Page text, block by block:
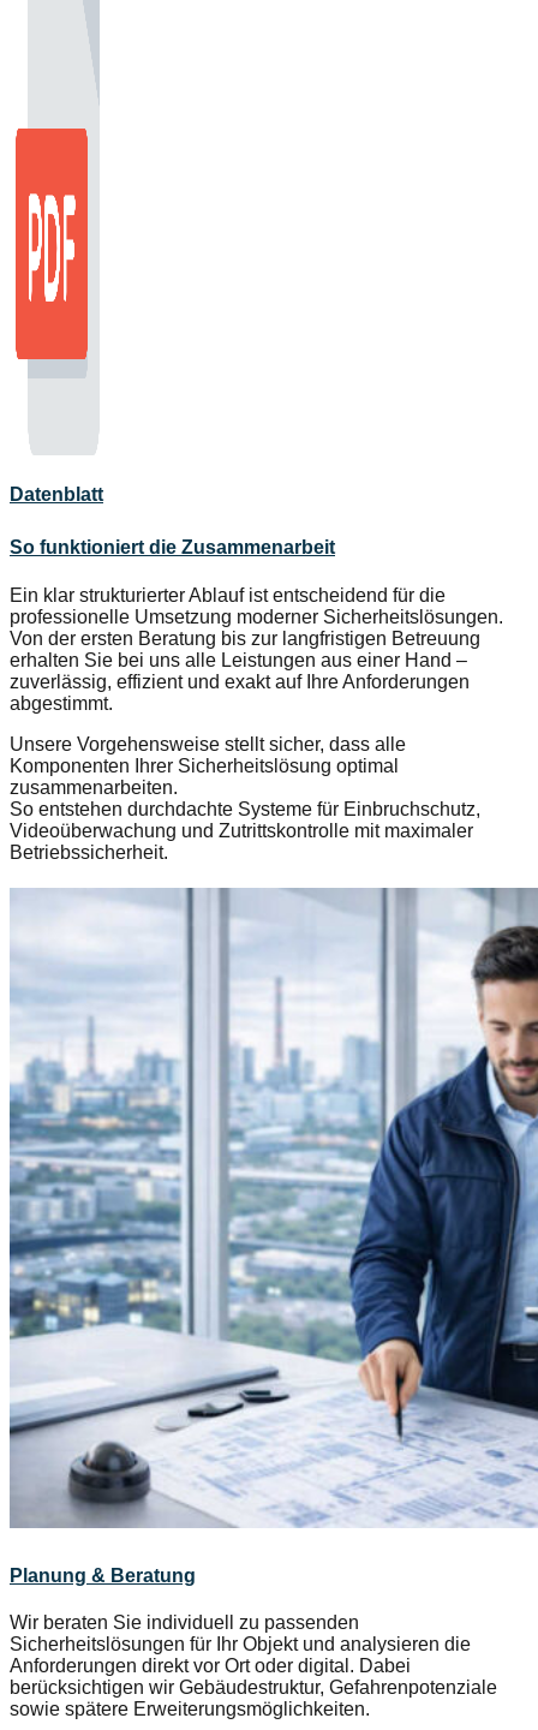
Datenblatt
So funktioniert die Zusammenarbeit
Ein klar strukturierter Ablauf ist entscheidend für die
professionelle Umsetzung moderner Sicherheitslösungen.
Von der ersten Beratung bis zur langfristigen Betreuung
erhalten Sie bei uns alle Leistungen aus einer Hand –
zuverlässig, effizient und exakt auf Ihre Anforderungen
abgestimmt.
Unsere Vorgehensweise stellt sicher, dass alle
Komponenten Ihrer Sicherheitslösung optimal
zusammenarbeiten.
So entstehen durchdachte Systeme für Einbruchschutz,
Videoüberwachung und Zutrittskontrolle mit maximaler
Betriebssicherheit.
Planung & Beratung
Wir beraten Sie individuell zu passenden
Sicherheitslösungen für Ihr Objekt und analysieren die
Anforderungen direkt vor Ort oder digital. Dabei
berücksichtigen wir Gebäudestruktur, Gefahrenpotenziale
sowie spätere Erweiterungsmöglichkeiten.